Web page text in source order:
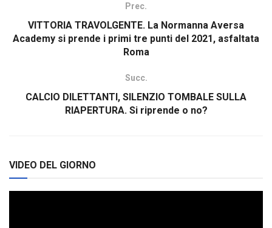
Prec.
VITTORIA TRAVOLGENTE. La Normanna Aversa
Academy si prende i primi tre punti del 2021, asfaltata
Roma
Succ.
CALCIO DILETTANTI, SILENZIO TOMBALE SULLA
RIAPERTURA. Si riprende o no?
VIDEO DEL GIORNO